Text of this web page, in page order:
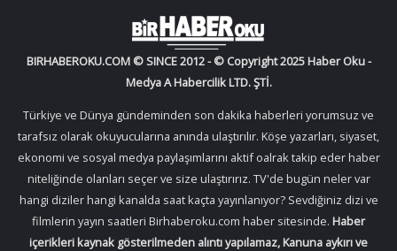
BIRHABEROKU.COM © SINCE 2012 - © Copyright 2025 Haber Oku -
Medya A Habercilik LTD. ŞTİ.
Türkiye ve Dünya gündeminden son dakika haberleri yorumsuz ve
tarafsız olarak okuyucularına anında ulaştırılır. Köşe yazarları, siyaset,
ekonomi ve sosyal medya paylaşımlarını aktif oalrak takip eder haber
niteliğinde olanları seçer ve size ulaştırırız. TV'de bugün neler var
hangi diziler hangi kanalda saat kaçta yayınlanıyor? Sevdiğiniz dizi ve
filmlerin yayın saatleri Birhaberoku.com haber sitesinde. Haber
içerikleri kaynak gösterilmeden alıntı yapılamaz, Kanuna aykırı ve